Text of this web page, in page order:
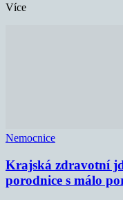
Více
Nemocnice
Krajská zdravotní
porodnice s málo